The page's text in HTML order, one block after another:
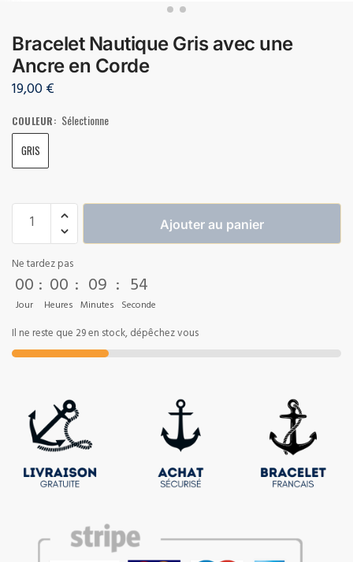
Bracelet Nautique Gris avec une
Ancre en Corde
19,00€
COULEUR: Sélectionne
GRIS
Ajouter au panier
Ne tardez pas
00
Jour
: 00
Heures
: 09
Minutes
: 53
Seconde
Il ne reste que 29 en stock, dépêchez vous